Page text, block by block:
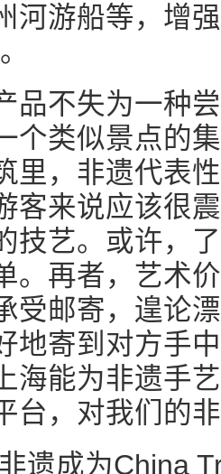
河游船等，增
品不失为一种
个类似景点的
里，非遗代表
客来说应该很
技艺。或许，
。再者，艺术
受邮寄，遑论
地寄到对方手
海能为非遗手
台，对我们的
遗成为China